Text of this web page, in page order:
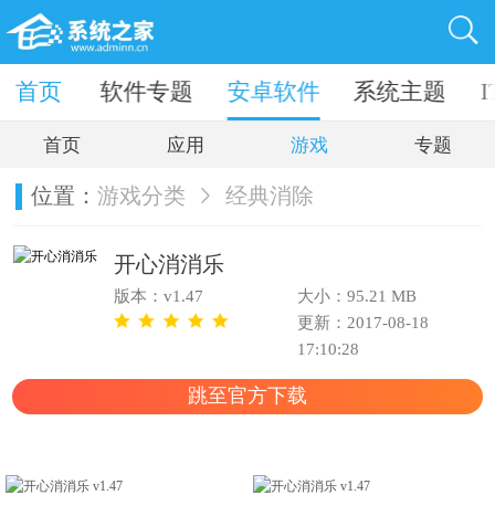
下载 软件专题 安卓软件 系统主题
首页
首页 应用 游戏 专题
位置： 游戏分类 经典消除
开心消消乐
版本：v1.47
大小：95.21 MB
更新：2017-08-18
17:10:28
跳至官方下载